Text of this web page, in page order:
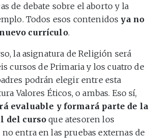
de debate sobre el aborto y la
Todos esos contenidos ya no
currículo.
la asignatura de Religión será
cursos de Primaria y los cuatro de
podrán elegir entre esta
Valores Éticos, o ambas. Eso sí,
evaluable y formará parte de la
del curso que atesoren los
entra en las pruebas externas de